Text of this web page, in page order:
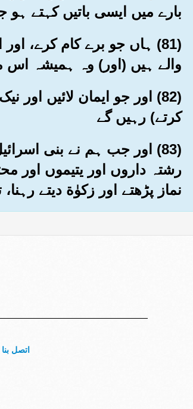
بارے میں ایسی باتیں کہتے
(81) ہاں جو برے کام کرے،
والے ہیں (اور) وہ ہمیشہ اس
(82) اور جو ایمان لائیں
کرتے) رہیں گے
(83) اور جب ہم نے بنی
رشتہ داروں اور یتیموں اور
نماز پڑھتے اور زکوٰة دیتے
اتصل بنا